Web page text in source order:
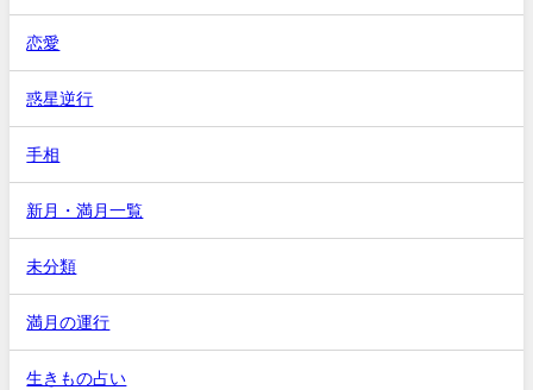
恋愛
惑星逆行
手相
新月・満月一覧
未分類
満月の運行
生きもの占い